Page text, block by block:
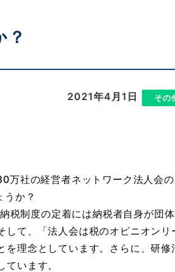
2021年4月1日 その
万社の経営者ネットワーク法人会
か？
税制度の定着には納税者自身が団
して、「法人会は税のオピニオンリ
理念としています。さらに、研修
います。